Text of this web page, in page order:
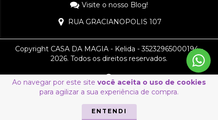
Ao navegar por este site você aceita o uso de cookies
para agilizar a sua experiência de compra.
ENTENDI
Visite o nosso Blog!
RUA GRACIANOPOLIS 107
Copyright CASA DA MAGIA - Kelida - 35232965000194 -
2026. Todos os direitos reservados.